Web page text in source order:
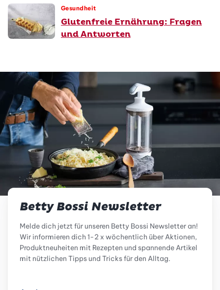
Gesundheit
Glutenfreie Ernährung: Fragen
und Antworten
Betty Bossi Newsletter
Melde dich jetzt für unseren Betty Bossi Newsletter an!
Wir informieren dich 1-2 x wöchentlich über Aktionen,
Produktneuheiten mit Rezepten und spannende Artikel
mit nützlichen Tipps und Tricks für den Alltag.